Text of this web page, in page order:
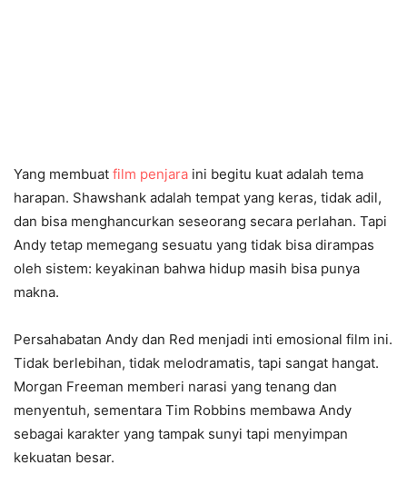
Yang membuat film penjara ini begitu kuat adalah tema
harapan. Shawshank adalah tempat yang keras, tidak adil,
dan bisa menghancurkan seseorang secara perlahan. Tapi
Andy tetap memegang sesuatu yang tidak bisa dirampas
oleh sistem: keyakinan bahwa hidup masih bisa punya
makna.
Persahabatan Andy dan Red menjadi inti emosional film ini.
Tidak berlebihan, tidak melodramatis, tapi sangat hangat.
Morgan Freeman memberi narasi yang tenang dan
menyentuh, sementara Tim Robbins membawa Andy
sebagai karakter yang tampak sunyi tapi menyimpan
kekuatan besar.